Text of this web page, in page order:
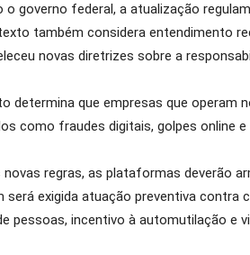
o governo federal, a atualização
também considera entendimento
novas diretrizes sobre a
determina que empresas que operam
como fraudes digitais, golpes online
novas regras, as plataformas deverão
será exigida atuação preventiva
pessoas, incentivo à automutilação e